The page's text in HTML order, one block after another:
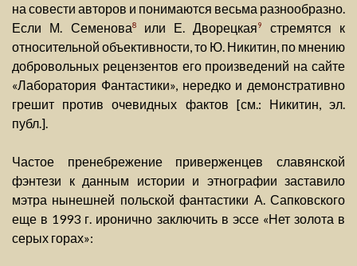
на совести авторов и понимаются весьма разнообразно.
Если М. Семенова8или Е. Дворецкая9
стремятся к
относительной объективности, то Ю. Никитин, по мнению
добровольных рецензентов его произведений на сайте
«Лаборатория Фантастики», нередко и демонстративно
грешит против очевидных фактов [см.: Никитин, эл.
публ.].
Частое пренебрежение приверженцев славянской
фэнтези к данным истории и этнографии заставило
мэтра нынешней польской фантастики А. Сапковского
еще в 1993 г. иронично заключить в эссе «Нет золота в
серых горах»: